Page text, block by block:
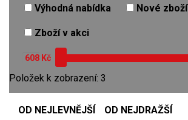
Výhodná nabídka Nové zboží
Zboží v akci
Kč
Položek k zobrazení: 3
OD NEJLEVNĚJŠÍ OD NEJDRAŽŠÍ